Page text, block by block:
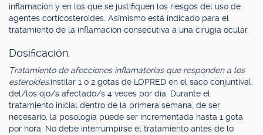
inflamación y en los que se justifiquen los riesgos del uso de
agentes corticosteroides. Asimismo está indicado para el
tratamiento de la inflamación consecutiva a una cirugía ocular.
Dosificación.
Tratamiento de afecciones inflamatorias que responden a los
esteroides:instilar 1 o 2 gotas de LOPRED en el saco conjuntival
del/los ojo/s afectado/s 4 veces por día. Durante el
tratamiento inicial dentro de la primera semana, de ser
necesario, la posología puede ser incrementada hasta 1 gota
por hora. No debe interrumpirse el tratamiento antes de lo